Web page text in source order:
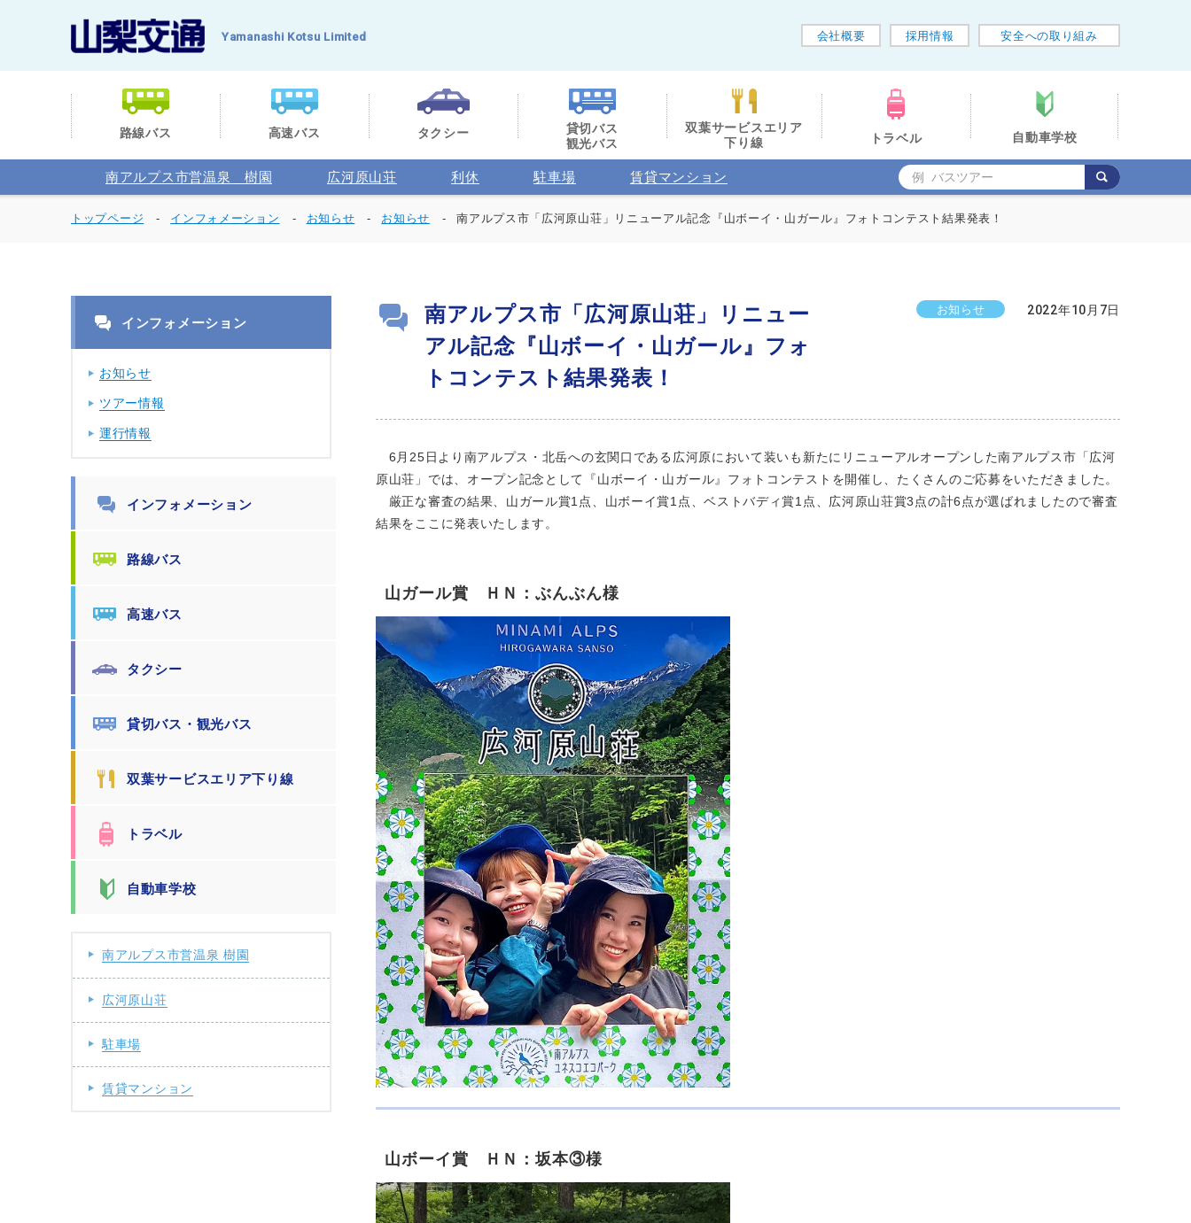
Yamanashi Kotsu Limited 会社概要 採用情報 安全への取り組み
路線バス 高速バス タクシー
貸切バス
観光バス
双葉サービスエリア
下り線
トラベル 自動車学校
南アルプス市営温泉 樹園 広河原山荘 利休 駐車場 賃貸マンション
トップページ インフォメーション お知らせ お知らせ 南アルプス市「広河原山荘」リニューアル記念『山ボーイ・山ガール』フォトコンテスト結果発表！
南アルプス市「広河原山荘」リニュー
アル記念『山ボーイ・山ガール』フォ
トコンテスト結果発表！
お知らせ 2022年10月7日
6月25日より南アルプス・北岳への玄関口である広河原において装いも新たにリニューアルオープンした南アルプス市「広河
原山荘」では、オープン記念として『山ボーイ・山ガール』フォトコンテストを開催し、たくさんのご応募をいただきました。
厳正な審査の結果、山ガール賞1点、山ボーイ賞1点、ベストバディ賞1点、広河原山荘賞3点の計6点が選ばれましたので審査
結果をここに発表いたします。
山ガール賞 ＨＮ：ぶんぶん様
山ボーイ賞 ＨＮ：坂本③様
インフォメーション
お知らせ
ツアー情報
運行情報
インフォメーション
路線バス
高速バス
タクシー
貸切バス・観光バス
双葉サービスエリア下り線
トラベル
自動車学校
南アルプス市営温泉 樹園
広河原山荘
駐車場
賃貸マンション